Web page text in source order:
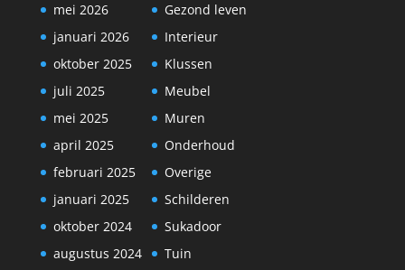
mei 2026
januari 2026
oktober 2025
juli 2025
mei 2025
april 2025
februari 2025
januari 2025
oktober 2024
augustus 2024
Gezond leven
Interieur
Klussen
Meubel
Muren
Onderhoud
Overige
Schilderen
Sukadoor
Tuin